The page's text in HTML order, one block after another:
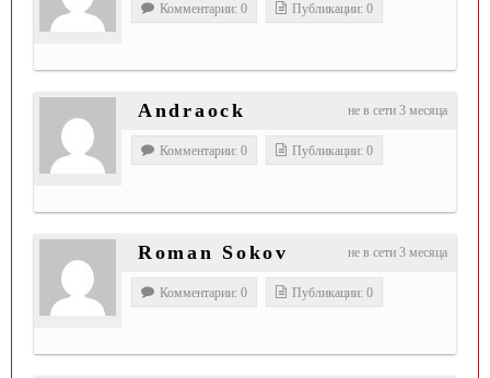
Комментарии: 0 Публикации: 0
не в сети 3 месяца
Andraock
Комментарии: 0 Публикации: 0
не в сети 3 месяца
Roman Sokov
Комментарии: 0 Публикации: 0